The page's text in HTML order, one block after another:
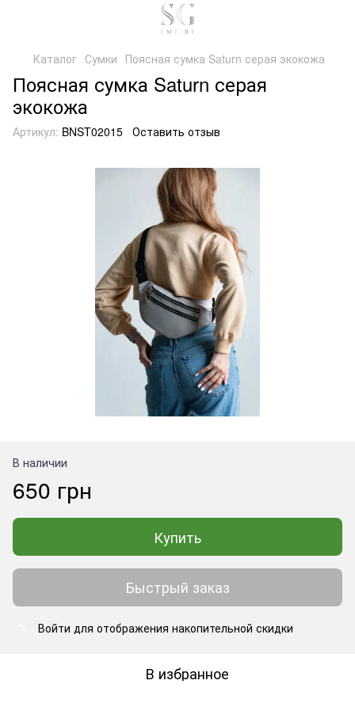
Каталог Сумки Поясная сумка Saturn серая экокожа
Поясная сумка Saturn серая
экокожа
Артикул: BNST02015 Оставить отзыв
В наличии
650 грн
Купить
Быстрый заказ
Войти для отображения накопительной скидки
В избранное